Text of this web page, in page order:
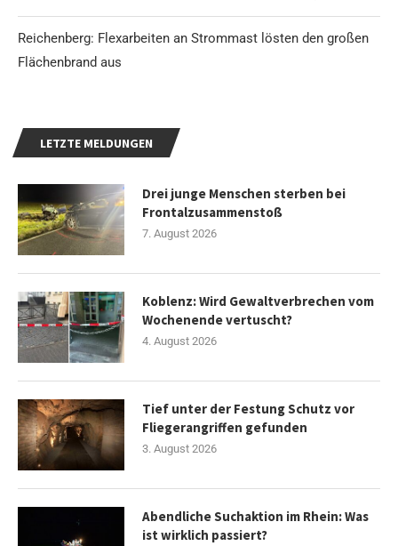
Reichenberg: Flexarbeiten an Strommast lösten den großen
Flächenbrand aus
LETZTE MELDUNGEN
Drei junge Menschen sterben bei
Frontalzusammenstoß
7. August 2026
Koblenz: Wird Gewaltverbrechen vom
Wochenende vertuscht?
4. August 2026
Tief unter der Festung Schutz vor
Fliegerangriffen gefunden
3. August 2026
Abendliche Suchaktion im Rhein: Was
ist wirklich passiert?